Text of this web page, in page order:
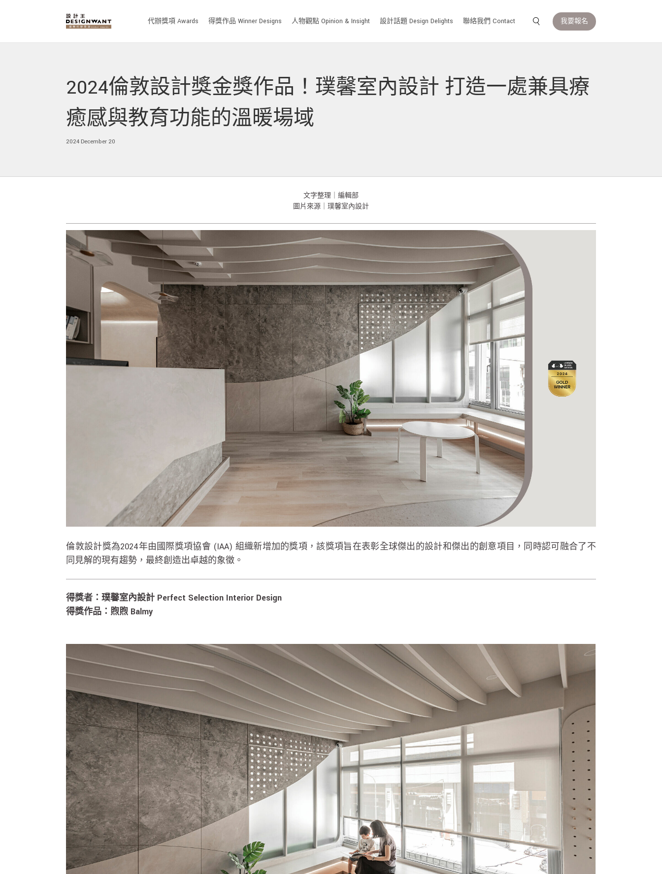
代辦獎項 Awards 得獎作品 Winner Designs 人物觀點 Opinion & Insight 設計話題 Design Delights 聯絡我們 Contact 我要報名
2024倫敦設計獎金獎作品！璞馨室內設計 打造一處兼具療
癒感與教育功能的溫暖場域
2024 December 20
文字整理｜編輯部
圖片來源｜璞馨室內設計
倫敦設計獎為2024年由國際獎項協會 (IAA) 組織新增加的獎項，該獎項旨在表彰全球傑出的設計和傑出的創意項目，同時認可融合了不
同見解的現有趨勢，最終創造出卓越的象徵。
得獎者：璞馨室內設計 Perfect Selection Interior Design
得獎作品：煦煦 Balmy